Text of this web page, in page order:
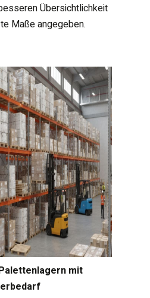
Übersichtlichkeit
Maße angegeben.
mit